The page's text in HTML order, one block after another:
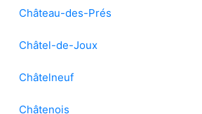
Château-des-Prés
Châtel-de-Joux
Châtelneuf
Châtenois